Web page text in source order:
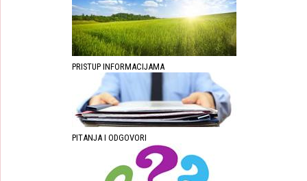
PRISTUP INFORMACIJAMA
PITANJA I ODGOVORI